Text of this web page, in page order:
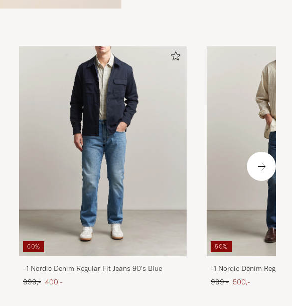
60%
-1 Nordic Denim Regular Fit Jeans 90's Blue
Ordinary pris
999,- Nedsat pris
400,-
50%
-1 Nordic Denim Regular
Ordinary pris
999,- Nedsat pris
500,-